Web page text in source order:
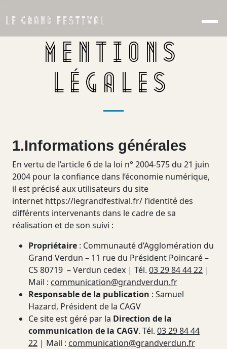
LE GRAND FESTIVAL
MENTIONS
LÉGALES
1.Informations générales
En vertu de l’article 6 de la loi n° 2004-575 du 21 juin
2004 pour la confiance dans l’économie numérique,
il est précisé aux utilisateurs du site
internet https://legrandfestival.fr/ l’identité des
différents intervenants dans le cadre de sa
réalisation et de son suivi :
Propriétaire : Communauté d’Agglomération du
Grand Verdun – 11 rue du Président Poincaré –
CS 80719 – Verdun cedex | Tél. 03 29 84 44 22 |
Mail : communication@grandverdun.fr
Responsable de la publication : Samuel
Hazard, Président de la CAGV
Ce site est géré par la Direction de la
communication de la CAGV. Tél. 03 29 84 44
22 | Mail : communication@grandverdun.fr